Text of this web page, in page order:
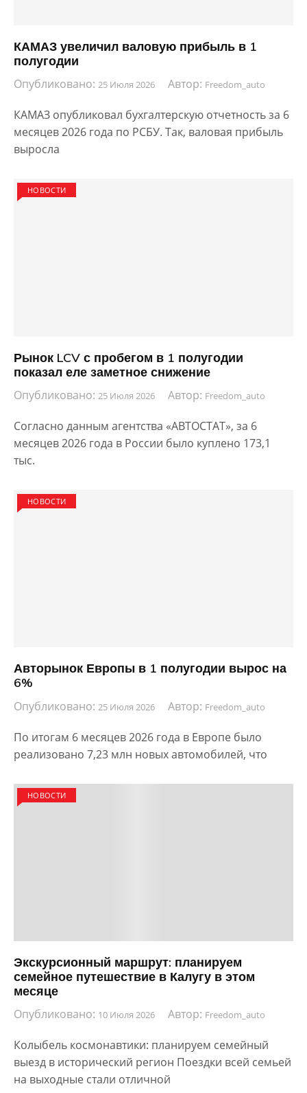
КАМАЗ увеличил валовую прибыль в 1
полугодии
Опубликовано: 25 Июля 2026 Автор: Freedom_auto
КАМАЗ опубликовал бухгалтерскую отчетность за 6
месяцев 2026 года по РСБУ. Так, валовая прибыль
выросла
НОВОСТИ
Рынок LCV с пробегом в 1 полугодии
показал еле заметное снижение
Опубликовано: 25 Июля 2026 Автор: Freedom_auto
Согласно данным агентства «АВТОСТАТ», за 6
месяцев 2026 года в России было куплено 173,1
тыс.
НОВОСТИ
Авторынок Европы в 1 полугодии вырос на
6%
Опубликовано: 25 Июля 2026 Автор: Freedom_auto
По итогам 6 месяцев 2026 года в Европе было
реализовано 7,23 млн новых автомобилей, что
НОВОСТИ
Экскурсионный маршрут: планируем
семейное путешествие в Калугу в этом
месяце
Опубликовано: 10 Июля 2026 Автор: Freedom_auto
Колыбель космонавтики: планируем семейный
выезд в исторический регион Поездки всей семьей
на выходные стали отличной